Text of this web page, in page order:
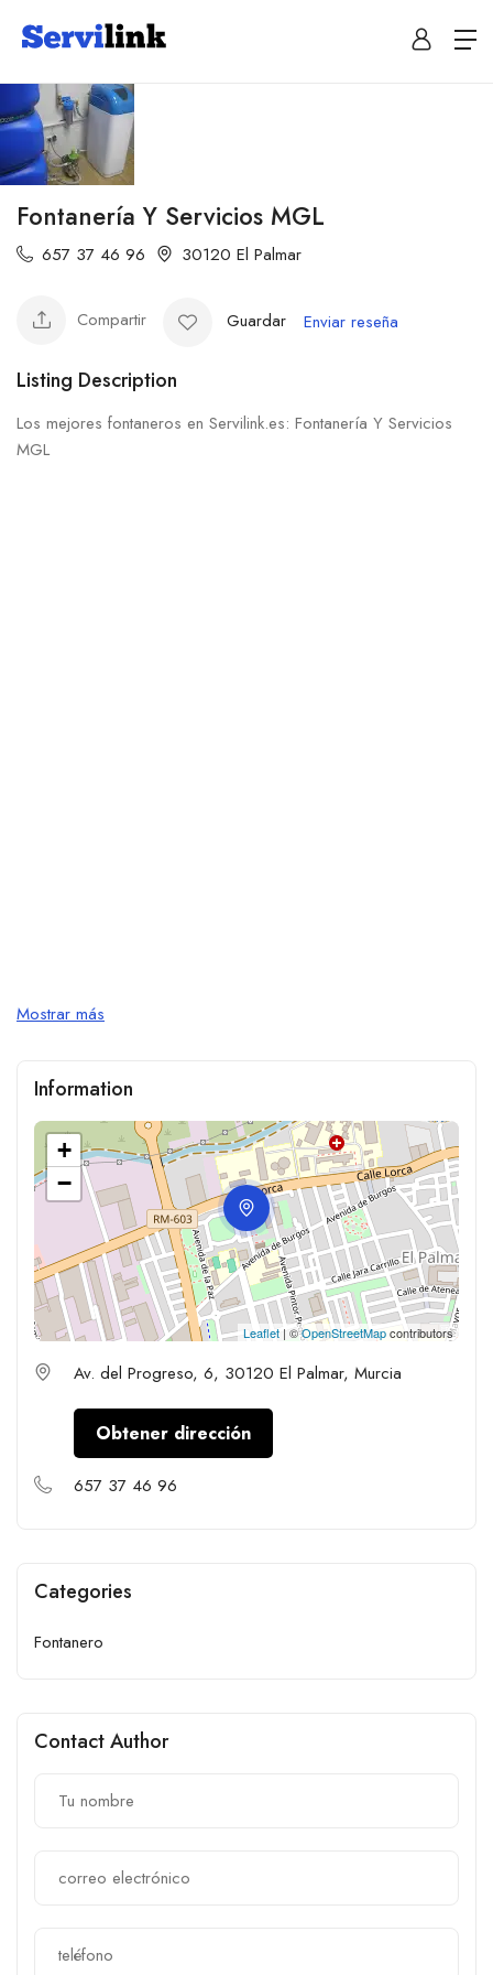
Fontanería Y Servicios MGL
657 37 46 96 30120 El Palmar
Compartir Guardar Enviar reseña
Listing Description
Los mejores fontaneros en Servilink.es: Fontanería Y Servicios
MGL
Mostrar más
Information
+
−
Leaflet | ©OpenStreetMapcontributors
Av. del Progreso, 6, 30120 El Palmar, Murcia
Obtener dirección
657 37 46 96
Categories
Fontanero
Contact Author